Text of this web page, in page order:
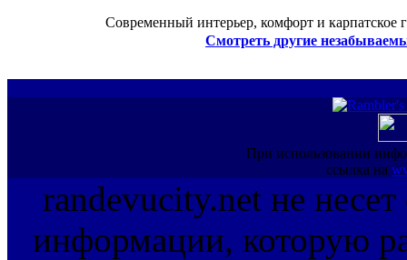
Современный интерьер, комфорт и карпатское
Смотреть другие
При использовании
ссылка на
randevucity.net не несет
информации, которую